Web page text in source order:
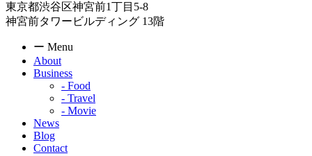
東京都渋谷区神宮前1丁目5-8
神宮前タワービルディング 13階
ー Menu
About
Business
- Food
- Travel
- Movie
News
Blog
Contact